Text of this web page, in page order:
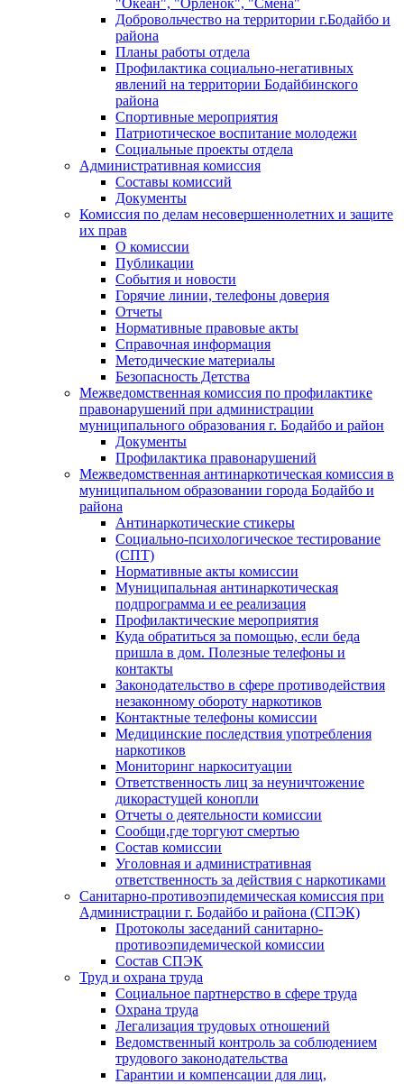
"Океан", "Орленок", "Смена"
Добровольчество на территории г.Бодайбо и
района
Планы работы отдела
Профилактика социально-негативных
явлений на территории Бодайбинского
района
Спортивные мероприятия
Патриотическое воспитание молодежи
Социальные проекты отдела
Административная комиссия
Составы комиссий
Документы
Комиссия по делам несовершеннолетних и защите
их прав
О комиссии
Публикации
События и новости
Горячие линии, телефоны доверия
Отчеты
Нормативные правовые акты
Справочная информация
Методические материалы
Безопасность Детства
Межведомственная комиссия по профилактике
правонарушений при администрации
муниципального образования г. Бодайбо и район
Документы
Профилактика правонарушений
Межведомственная антинаркотическая комиссия в
муниципальном образовании города Бодайбо и
района
Антинаркотические стикеры
Социально-психологическое тестирование
(СПТ)
Нормативные акты комиссии
Муниципальная антинаркотическая
подпрограмма и ее реализация
Профилактические мероприятия
Куда обратиться за помощью, если беда
пришла в дом. Полезные телефоны и
контакты
Законодательство в сфере противодействия
незаконному обороту наркотиков
Контактные телефоны комиссии
Медицинские последствия употребления
наркотиков
Мониторинг наркоситуации
Ответственность лиц за неуничтожение
дикорастущей конопли
Отчеты о деятельности комиссии
Сообщи,где торгуют смертью
Состав комиссии
Уголовная и административная
ответственность за действия с наркотиками
Санитарно-противоэпидемическая комиссия при
Администрации г. Бодайбо и района (СПЭК)
Протоколы заседаний санитарно-
противоэпидемической комиссии
Состав СПЭК
Труд и охрана труда
Социальное партнерство в сфере труда
Охрана труда
Легализация трудовых отношений
Ведомственный контроль за соблюдением
трудового законодательства
Гарантии и компенсации для лиц,